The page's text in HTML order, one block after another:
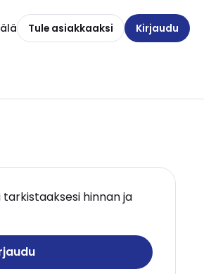
Tule asiakkaaksi Kirjaudu
tarkistaaksesi hinnan ja